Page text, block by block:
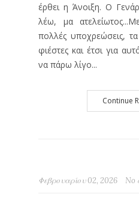
έρθει η Άνοιξη. Ο
λέω, μα
πολλές υποχρεώσεις,
φιέστες και έτσι για
να πάρω λίγο...
Continue
Φεβρουαρίου 02, 2026 No